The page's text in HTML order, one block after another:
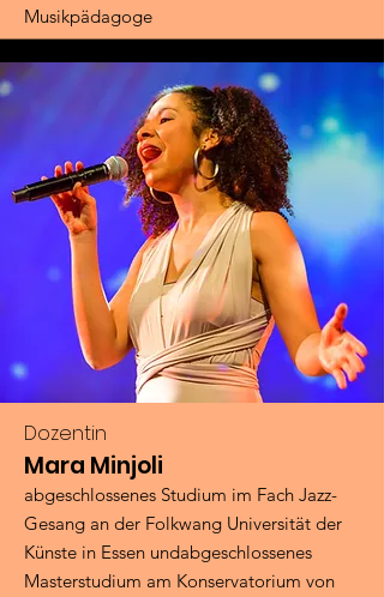
Musikpädagoge
Dozentin
Mara Minjoli
abgeschlossenes Studium im Fach Jazz-
Gesang an der Folkwang Universität der
Künste in Essen undabgeschlossenes
Masterstudium am Konservatorium von